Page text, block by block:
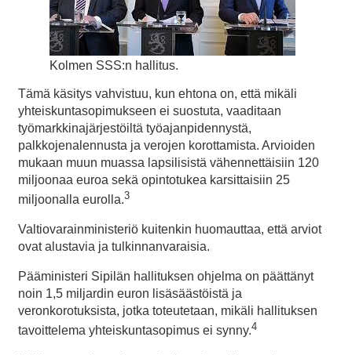
Kolmen SSS:n hallitus.
Tämä käsitys vahvistuu, kun ehtona on, että mikäli
yhteiskuntasopimukseen ei suostuta, vaaditaan
työmarkkinajärjestöiltä työajanpidennystä,
palkkojenalennusta ja verojen korottamista. Arvioiden
mukaan muun muassa lapsilisistä vähennettäisiin 120
miljoonaa euroa sekä opintotukea karsittaisiin 25
miljoonalla eurolla.3
Valtiovarainministeriö kuitenkin huomauttaa, että arviot
ovat alustavia ja tulkinnanvaraisia.
Pääministeri Sipilän hallituksen ohjelma on päättänyt
noin 1,5 miljardin euron lisäsäästöistä ja
veronkorotuksista, jotka toteutetaan, mikäli hallituksen
tavoittelema yhteiskuntasopimus ei synny.4